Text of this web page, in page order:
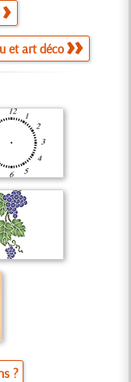
et art déco
?